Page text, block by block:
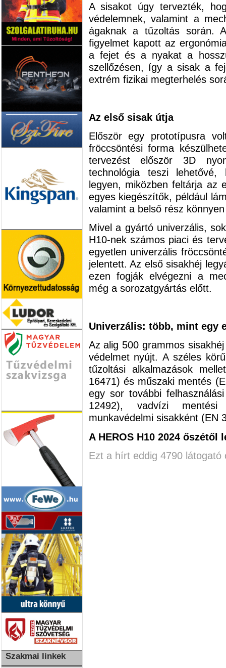
Szakmai linkek
A sisakot úgy tervezték,
védelemnek, valamint a
ágaknak a tűzoltás során.
figyelmet kapott az
a fejet és a nyakat a
szellőzésen, így a sisak a
extrém fizikai megterhelés
Az első sisak útja
Először egy prototípusra
fröccsöntési forma
tervezést először 3D
technológia teszi
legyen, miközben feltárja az
egyes kiegészítők, például
valamint a belső rész
Mivel a gyártó univerzális,
H10-nek számos piaci és
egyetlen univerzális
jelentett. Az első sisakhéj
ezen fogják elvégezni a
még a sorozatgyártás előtt.
Univerzális: több, mint egy
Az alig 500 grammos
védelmet nyújt. A széles
tűzoltási alkalmazások
16471) és műszaki mentés
egy sor további
12492), vadvízi
munkavédelmi sisakként (EN
A HEROS H10 2024 őszétől
Ezt a hírt eddig 4790 látogató